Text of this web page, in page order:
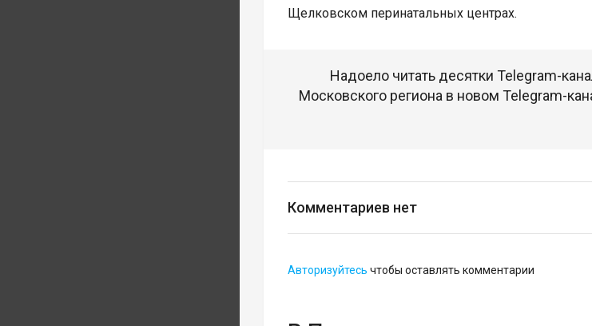
Щелковском перинатальных центрах.
Надоело читать десятки Telegram-
Московского региона в новом Telegram-
Комментариев нет
Авторизуйтесь чтобы оставлять комментарии